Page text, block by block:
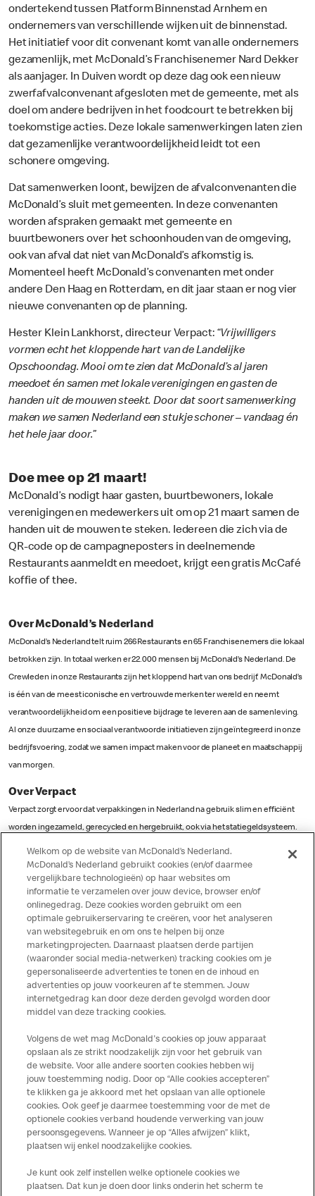
ondertekend tussen Platform Binnenstad Arnhem en
ondernemers van verschillende wijken uit de binnenstad.
Het initiatief voor dit convenant komt van alle ondernemers
gezamenlijk, met McDonald’s Franchisenemer Nard Dekker
als aanjager. In Duiven wordt op deze dag ook een nieuw
zwerfafvalconvenant afgesloten met de gemeente, met als
doel om andere bedrijven in het foodcourt te betrekken bij
toekomstige acties. Deze lokale samenwerkingen laten zien
dat gezamenlijke verantwoordelijkheid leidt tot een
schonere omgeving.
Dat samenwerken loont, bewijzen de afvalconvenanten die
McDonald’s sluit met gemeenten. In deze convenanten
worden afspraken gemaakt met gemeente en
buurtbewoners over het schoonhouden van de omgeving,
ook van afval dat niet van McDonald’s afkomstig is.
Momenteel heeft McDonald’s convenanten met onder
andere Den Haag en Rotterdam, en dit jaar staan er nog vier
nieuwe convenanten op de planning.
Hester Klein Lankhorst, directeur Verpact: “Vrijwilligers
vormen echt het kloppende hart van de Landelijke
Opschoondag. Mooi om te zien dat McDonald’s al jaren
meedoet én samen met lokale verenigingen en gasten de
handen uit de mouwen steekt. Door dat soort samenwerking
maken we samen Nederland een stukje schoner – vandaag én
het hele jaar door.”
Doe mee op 21 maart!
McDonald’s nodigt haar gasten, buurtbewoners, lokale
verenigingen en medewerkers uit om op 21 maart samen de
handen uit de mouwen te steken. Iedereen die zich via de
QR-code op de campagneposters in deelnemende
Restaurants aanmeldt en meedoet, krijgt een gratis McCafé
koffie of thee.
Over McDonald’s Nederland
McDonald’s Nederland telt ruim 266 Restaurants en 65 Franchisenemers die lokaal
betrokken zijn. In totaal werken er 22.000 mensen bij McDonald’s Nederland. De
Crewleden in onze Restaurants zijn het kloppend hart van ons bedrijf. McDonald’s
is één van de meest iconische en vertrouwde merken ter wereld en neemt
verantwoordelijkheid om een positieve bijdrage te leveren aan de samenleving.
Al onze duurzame en sociaal verantwoorde initiatieven zijn geïntegreerd in onze
bedrijfsvoering, zodat we samen impact maken voor de planeet en maatschappij
van morgen.
Over Verpact
Verpact zorgt ervoor dat verpakkingen in Nederland na gebruik slim en efficiënt
worden ingezameld, gerecycled en hergebruikt, ook via het statiegeldsysteem.
producentenverantwoordelijkheid voor verpakkingen. Verpact speelt een
centrale rol in het circulair maken van de verpakkingsketen, met als ideaal dat elke
oude verpakking weer een nieuwe wordt. Zo worden grondstoffen behouden,
zwerfafval en microplastics verminderd en de impact op het milieu beperkt.
Over de Landelijke Opschoondag
De Landelijke Opschoondag is de grootste voorjaarsschoonmaak van Nederland,
waarbij jong en oud, buren, bedrijven, scholen, verenigingen en gemeenten zich
inzetten om hun buurt schoner te maken. Dit jaar vindt de Landelijke
Opschoondag plaats op zaterdag 21 maart. Meer
Over ons
Services
Contact
Welkom op de website van McDonald’s Nederland.
McDonald’s Nederland gebruikt cookies (en/of daarmee
vergelijkbare technologieën) op haar websites om
informatie te verzamelen over jouw device, browser en/of
onlinegedrag. Deze cookies worden gebruikt om een
optimale gebruikerservaring te creëren, voor het analyseren
van websitegebruik en om ons te helpen bij onze
marketingprojecten. Daarnaast plaatsen derde partijen
(waaronder social media-netwerken) tracking cookies om je
gepersonaliseerde advertenties te tonen en de inhoud en
advertenties op jouw voorkeuren af te stemmen. Jouw
internetgedrag kan door deze derden gevolgd worden door
middel van deze tracking cookies.
Volgens de wet mag McDonald's cookies op jouw apparaat
opslaan als ze strikt noodzakelijk zijn voor het gebruik van
de website. Voor alle andere soorten cookies hebben wij
jouw toestemming nodig. Door op “Alle cookies accepteren”
te klikken ga je akkoord met het opslaan van alle optionele
cookies. Ook geef je daarmee toestemming voor de met de
optionele cookies verband houdende verwerking van jouw
persoonsgegevens. Wanneer je op “Alles afwijzen” klikt,
plaatsen wij enkel noodzakelijke cookies.
Je kunt ook zelf instellen welke optionele cookies we
plaatsen. Dat kun je doen door links onderin het scherm te